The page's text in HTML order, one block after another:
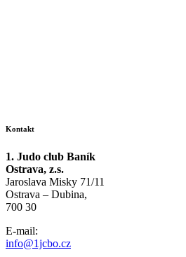
Kontakt
1. Judo club Baník
Ostrava, z.s.
Jaroslava Misky 71/11
Ostrava – Dubina,
700 30
E-mail:
info@1jcbo.cz